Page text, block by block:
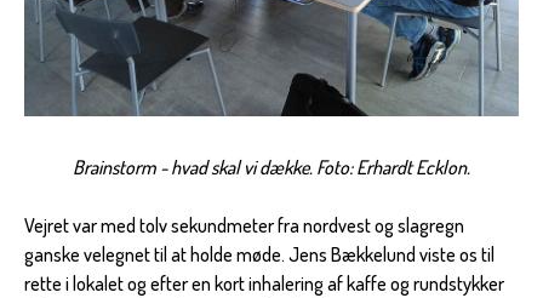
Brainstorm - hvad skal vi dække. Foto: Erhardt Ecklon.
Vejret var med tolv sekundmeter fra nordvest og slagregn
ganske velegnet til at holde møde. Jens Bækkelund viste os til
rette i lokalet og efter en kort inhalering af kaffe og rundstykker